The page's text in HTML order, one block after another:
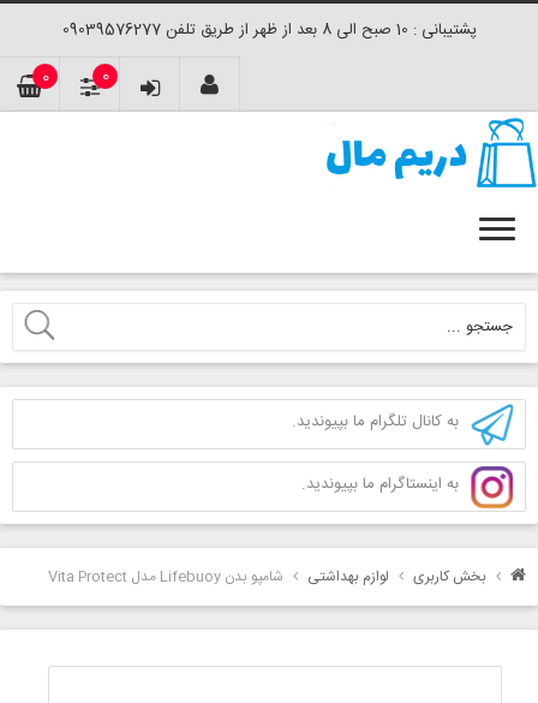
پشتیبانی : 10 صبح الی 8 بعد از ظهر از طریق تلفن 09039576277
0 0
به کانال تلگرام ما بپیوندید.
به اینستاگرام ما بپیوندید.
بخش کاربری لوازم بهداشتی شامپو بدن Lifebuoy مدل Vita Protect